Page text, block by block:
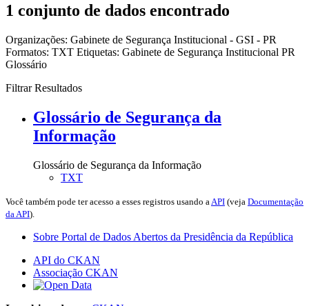
1 conjunto de dados encontrado
Organizações: Gabinete de Segurança Institucional - GSI - PR
Formatos: TXT Etiquetas: Gabinete de Segurança Institucional PR
Glossário
Filtrar Resultados
Glossário de Segurança da
Informação
Glossário de Segurança da Informação
TXT
Você também pode ter acesso a esses registros usando a API (veja Documentação
da API).
Sobre Portal de Dados Abertos da Presidência da República
API do CKAN
Associação CKAN